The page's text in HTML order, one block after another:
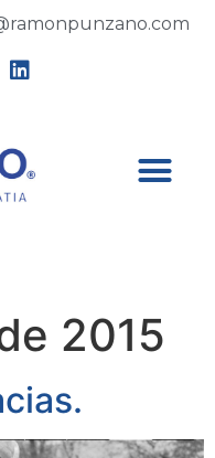
2015